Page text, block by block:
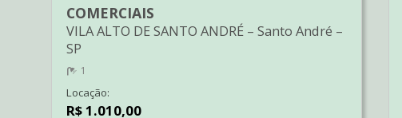
COMERCIAIS
VILA ALTO DE SANTO ANDRÉ – Santo André –
SP
1
Locação:
R$ 1.010,00